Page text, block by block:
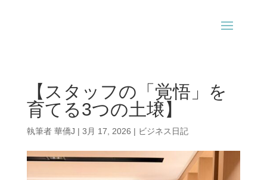
【スタッフの「覚悟」を
育てる3つの土壌】
執筆者 華僑J | 3月 17, 2026 | ビジネス日記